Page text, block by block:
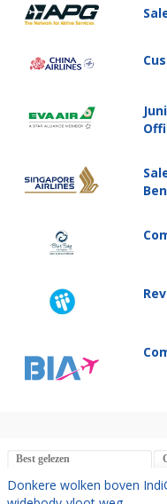
Best gelezen
Donkere wolken boven